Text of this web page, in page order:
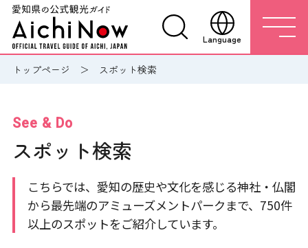
Language
トップページ スポット検索
See & Do
スポット検索
こちらでは、愛知の歴史や文化を感じる神社・仏閣
から最先端のアミューズメントパークまで、750件
以上のスポットをご紹介しています。